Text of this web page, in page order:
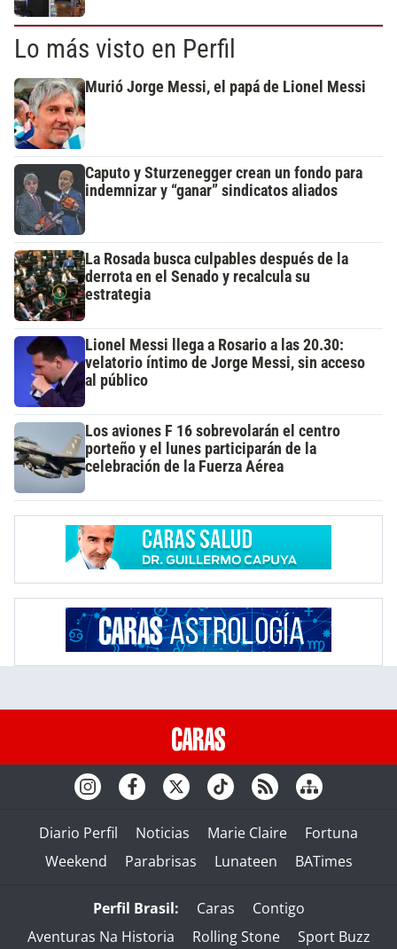
Lo más visto en Perfil
Murió Jorge Messi, el papá de Lionel Messi
Caputo y Sturzenegger crean un fondo para
indemnizar y “ganar” sindicatos aliados
La Rosada busca culpables después de la
derrota en el Senado y recalcula su
estrategia
Lionel Messi llega a Rosario a las 20.30:
velatorio íntimo de Jorge Messi, sin acceso
al público
Los aviones F 16 sobrevolarán el centro
porteño y el lunes participarán de la
celebración de la Fuerza Aérea
Diario Perfil Noticias Marie Claire
Fortuna
Weekend
Parabrisas Lunateen BATimes
Perfil Brasil: Caras
Contigo
Aventuras Na Historia
Rolling Stone Sport Buzz